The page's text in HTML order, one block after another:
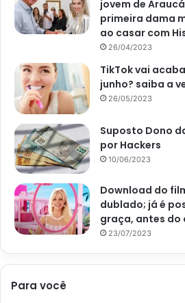
Macarrão de batata doce: aprenda
deliciosa, nutritiva e prática;
Quais molhos
macarrão de
experimentar desde o mais
um mais elaborado, como o
jovem de
primeira dama
ao casar com
26/04/2023
TikTok vai
junho? saiba a
26/05/2023
Suposto Dono
por Hackers
10/06/2023
Download do
dublado; já é
graça, antes do
23/07/2023
Para você